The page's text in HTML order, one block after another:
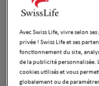
Avec Swiss Life, vivre selon
privée ! Swiss Life et ses
fonctionnement du site,
de la publicité personnalisée.
cookies utilisés et vous
globalement ou de